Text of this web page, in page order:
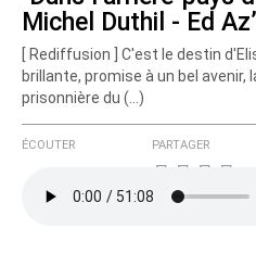
Michel Duthil - Ed
[ Rediffusion ] C'est le destin
brillante, promise à un bel avenir,
prisonnière du (…)
ÉCOUTER PARTAGER